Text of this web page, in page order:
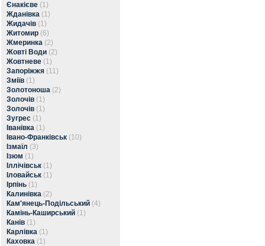
Єнакієве (1)
Жданівка (1)
Жидачів (1)
Житомир (6)
Жмеринка (2)
Жовті Води (2)
Жовтневе (1)
Запоріжжя (11)
Зміїв (1)
Золотоноша (2)
Золочів (1)
Золочів (1)
Зугрес (1)
Іванівка (1)
Івано-Франківськ (10)
Ізмаїл (3)
Ізюм (1)
Іллічівськ (1)
Іловайськ (1)
Ірпінь (1)
Калинівка (2)
Кам'янець-Подільський (4)
Камінь-Каширський (1)
Канів (1)
Карлівка (1)
Каховка (1)